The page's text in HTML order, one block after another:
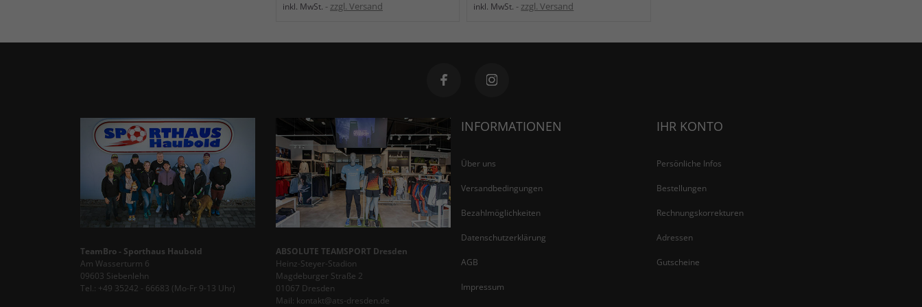
inkl. MwSt. zzgl. Versand inkl. MwSt. zzgl. Versand
TeamBro - Sporthaus Haubold
Am Wasserturm 6
09603 Siebenlehn
Tel.: +49 35242 - 66683 (Mo-Fr 9-13 Uhr)
ABSOLUTE TEAMSPORT Dresden
Heinz-Steyer-Stadion
Magdeburger Straße 2
01067 Dresden
Mail: kontakt@ats-dresden.de
INFORMATIONEN
Über uns
Versandbedingungen
Bezahlmöglichkeiten
Datenschutzerklärung
AGB
Impressum
IHR KONTO
Persönliche Infos
Bestellungen
Rechnungskorrekturen
Adressen
Gutscheine